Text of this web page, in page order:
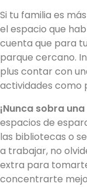
Si tu familia es
el espacio que
cuenta que para
parque cercano.
plus contar con
actividades como
¡Nunca sobra
espacios de
las bibliotecas o
a trabajar, no
extra para
concentrarte